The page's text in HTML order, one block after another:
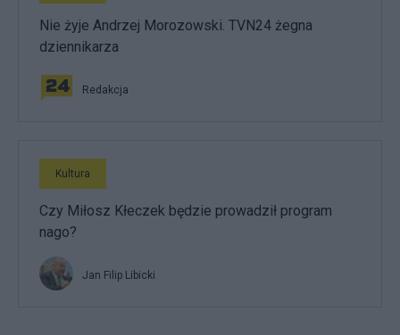
Nie żyje Andrzej Morozowski. TVN24 żegna
dziennikarza
Redakcja
Kultura
Czy Miłosz Kłeczek będzie prowadził program
nago?
Jan Filip Libicki